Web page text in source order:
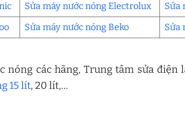
Sửa máy nước nóng Electrolux
Sửa
Sửa máy nước nóng Beko Sửa
nóng các hãng, Trung tâm sửa điện
15 lít, 20 lít,…